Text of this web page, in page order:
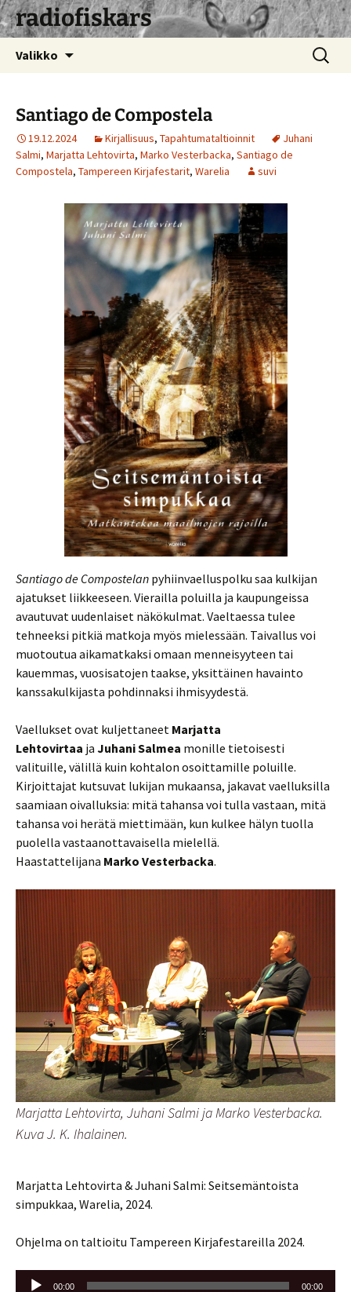
radiofiskars
Valikko Haku:
Santiago de Compostela
19.12.2024 Kirjallisuus, Tapahtumataltioinnit
Juhani
Salmi, Marjatta Lehtovirta, Marko Vesterbacka, Santiago de
Compostela, Tampereen Kirjafestarit, Warelia suvi
Santiago de Compostelan pyhiinvaelluspolku saa kulkijan
ajatukset liikkeeseen. Vierailla poluilla ja kaupungeissa
avautuvat uudenlaiset näkökulmat. Vaeltaessa tulee
tehneeksi pitkiä matkoja myös mielessään. Taivallus voi
muotoutua aikamatkaksi omaan menneisyyteen tai
kauemmas, vuosisatojen taakse, yksittäinen havainto
kanssakulkijasta pohdinnaksi ihmisyydestä.
Vaellukset ovat kuljettaneet Marjatta
Lehtovirtaa ja Juhani Salmea monille tietoisesti
valituille, välillä kuin kohtalon osoittamille poluille.
Kirjoittajat kutsuvat lukijan mukaansa, jakavat vaelluksilla
saamiaan oivalluksia: mitä tahansa voi tulla vastaan, mitä
tahansa voi herätä miettimään, kun kulkee hälyn tuolla
puolella vastaanottavaisella mielellä.
Haastattelijana Marko Vesterbacka.
Marjatta Lehtovirta, Juhani Salmi ja Marko Vesterbacka.
Kuva J. K. Ihalainen.
Marjatta Lehtovirta & Juhani Salmi: Seitsemäntoista
simpukkaa, Warelia, 2024.
Ohjelma on taltioitu Tampereen Kirjafestareilla 2024.
Äänitoistin
00:00 00:00